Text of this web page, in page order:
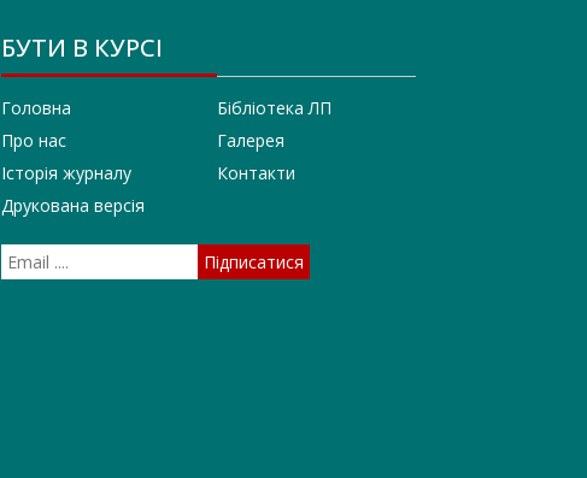
БУТИ В КУРСІ
Головна
Про нас
Історія журналу
Друкована версія
Бібліотека ЛП
Галерея
Контакти